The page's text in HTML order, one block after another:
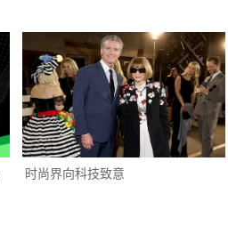
时尚界向科技致意